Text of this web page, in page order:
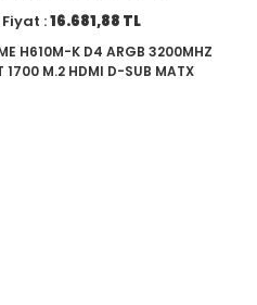
Fiyat :16.681,88 TL